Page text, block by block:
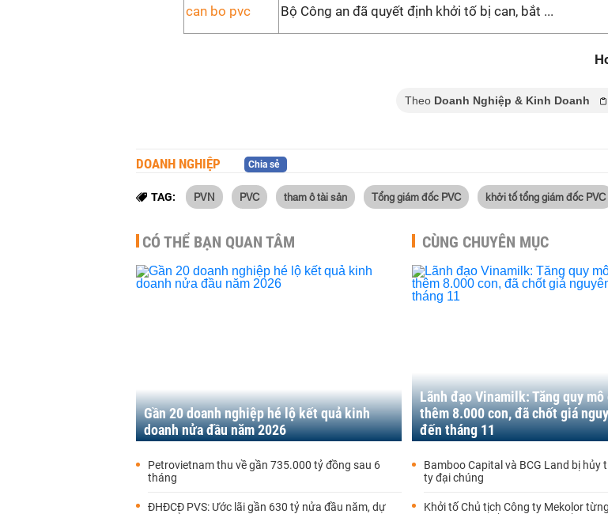
Bộ Công an đã quyết định khởi tố bị can, bắt ...
Theo Doanh Nghiệp & Kinh Doanh
DOANH NGHIỆP Chia sẻ
TAG: PVN PVC tham ô tài sản Tổng giám đốc PVC khởi tố tổng giám đốc PVC
CÓ THỂ BẠN QUAN TÂM
Gần 20 doanh nghiệp hé lộ kết quả kinh
doanh nửa đầu năm 2026
Petrovietnam thu về gần 735.000 tỷ đồng sau 6
tháng
ĐHĐCĐ PVS: Ước lãi gần 630 tỷ nửa đầu năm, dự
CÙNG CHUYÊN MỤC
Lãnh đạo Vinamilk: Tăng quy mô
thêm 8.000 con, đã chốt giá
đến tháng 11
Bamboo Capital và BCG Land bị hủy
ty đại chúng
Khởi tố Chủ tịch Công ty Mekolor